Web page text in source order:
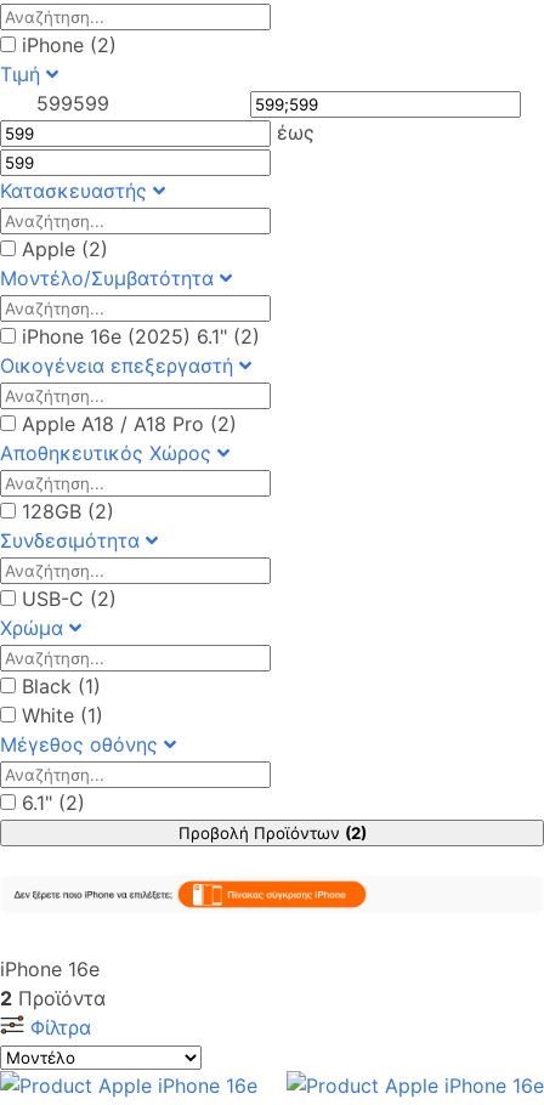
iPhone (2)
Τιμή
599599
έως
Κατασκευαστής
Apple (2)
Μοντέλο/Συμβατότητα
iPhone 16e (2025) 6.1" (2)
Οικογένεια επεξεργαστή
Apple A18 / A18 Pro (2)
Αποθηκευτικός Χώρος
128GB (2)
Συνδεσιμότητα
USB-C (2)
Χρώμα
Black (1)
White (1)
Μέγεθος οθόνης
6.1" (2)
Προβολή Προϊόντων (2)
iPhone 16e
2 Προϊόντα
Φίλτρα